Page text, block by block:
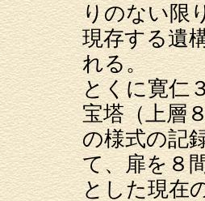
りのない限
現存する遺
れる。
とくに寛仁
宝塔（上層
の様式の記
て、扉を８
とした現在